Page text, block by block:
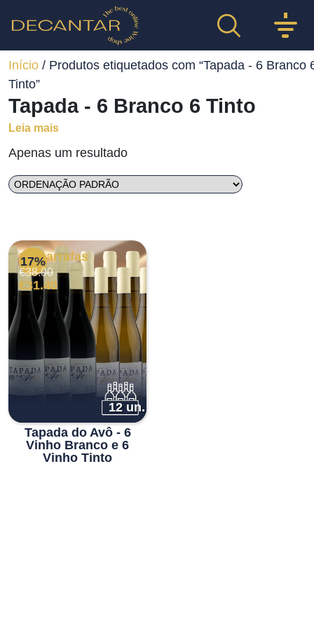
Início / Produtos etiquetados com “Tapada - 6 Branco
Tinto”
Tapada - 6 Branco 6 Tinto
Leia mais
Apenas um resultado
17%
12 Garrafas
€38.00
O
preço
original
era:
€38.00.
€31.40
O
preço
atual
€31.40.
12 un.
Tapada do Avô - 6
Vinho Branco e 6
Vinho Tinto